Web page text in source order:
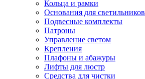
Кольца и рамки
Основания для светильников
Подвесные комплекты
Патроны
Управление светом
Крепления
Плафоны и абажуры
Лифты для люстр
Средства для чистки